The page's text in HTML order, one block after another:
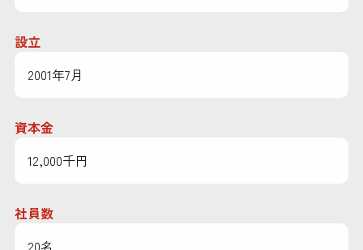
設立
2001年7月
資本金
12,000千円
社員数
20名